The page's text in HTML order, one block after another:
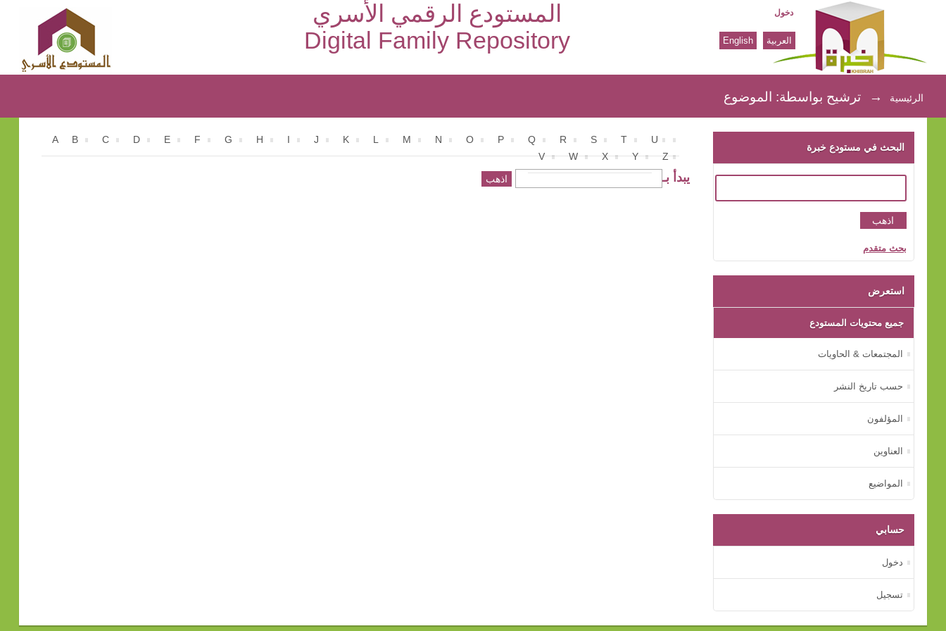
المستودع الرقمي الأسري
Digital Family Repository
ترشيح بواسطة: الموضوع
دخول
العربية English
الرئيسية → ترشيح بواسطة: الموضوع
A B C D E F G H J K L M N O P Q R S T
U
V
W X Y Z
يبدأ بـ
البحث في مستودع خبرة
بحث متقدم
استعرض
جميع محتويات المستودع
المجتمعات & الحاويات
حسب تاريخ النشر
المؤلفون
العناوين
المواضيع
حسابي
دخول
تسجيل